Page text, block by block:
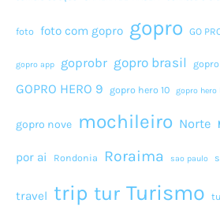
foto foto com gopro gopro GO
gopro app goprobr gopro brasil
GOPRO HERO 9 gopro hero 10 gopro hero
gopro nove mochileiro Norte
por ai Rondonia Roraima sao paulo
travel trip tur Turismo